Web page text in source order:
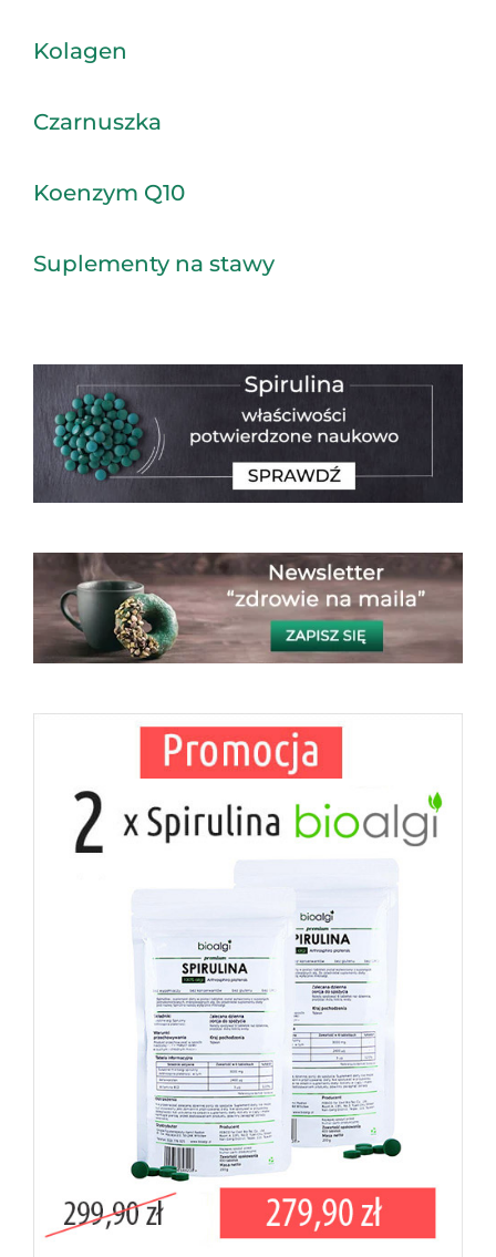
Kolagen
Czarnuszka
Koenzym Q10
Suplementy na stawy